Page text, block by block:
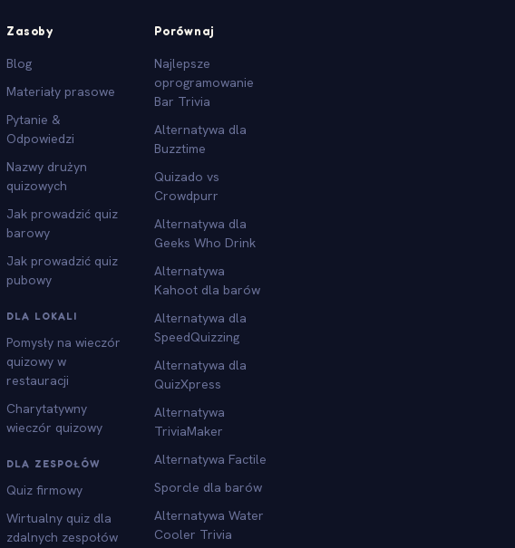
Zasoby
Blog
Materiały prasowe
Pytanie &
Odpowiedzi
Nazwy drużyn
quizowych
Jak prowadzić quiz
barowy
Jak prowadzić quiz
pubowy
DLA LOKALI
Pomysły na wieczór
quizowy w
restauracji
Charytatywny
wieczór quizowy
DLA ZESPOŁÓW
Quiz firmowy
Wirtualny quiz dla
zdalnych zespołów
Porównaj
Najlepsze
oprogramowanie
Bar Trivia
Alternatywa dla
Buzztime
Quizado vs
Crowdpurr
Alternatywa dla
Geeks Who Drink
Alternatywa
Kahoot dla barów
Alternatywa dla
SpeedQuizzing
Alternatywa dla
QuizXpress
Alternatywa
TriviaMaker
Alternatywa Factile
Sporcle dla barów
Alternatywa Water
Cooler Trivia